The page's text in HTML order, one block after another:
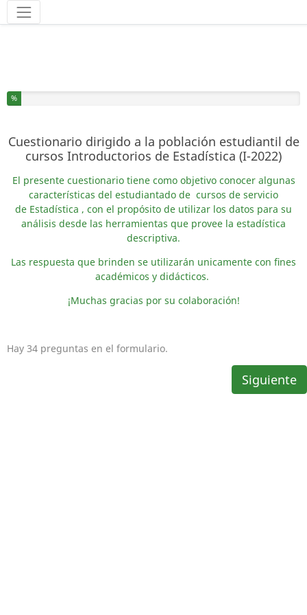
Herramientas
Ha completado el % de este formulario
%
Cuestionario dirigido a la población estudiantil de
cursos Introductorios de Estadística (I-2022)
El presente cuestionario tiene como objetivo conocer algunas
características del estudiantado de cursos de servicio
de Estadística , con el propósito de utilizar los datos para su
análisis desde las herramientas que provee la estadística
descriptiva.
Las respuesta que brinden se utilizarán unicamente con fines
académicos y didácticos.
¡Muchas gracias por su colaboración!
Hay 34 preguntas en el formulario.
Siguiente